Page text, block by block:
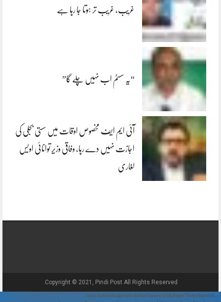
غریب، غریب تر ہوتا جا رہا ہے
“یہ سسٹم اب نہیں چلے گا”
آئی ایم ایف مخصوص اوقات میں سستی بجلی کی
اجازت نہیں دے رہا، وفاقی وزیر توانائی اویس
لغاری
Copyright © 2021, Pindi Post All Rights Reserved.
// Show Author Image with Author Name in UrduPaper Theme function